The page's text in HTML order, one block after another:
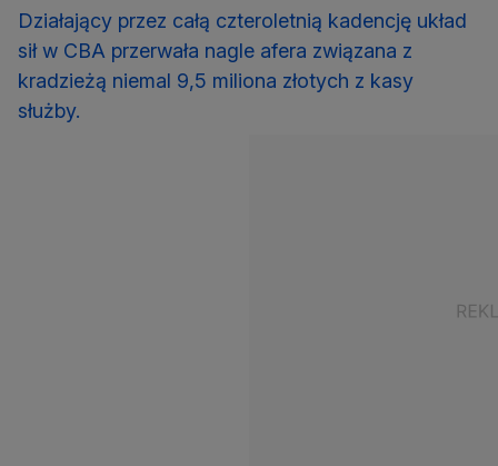
Działający przez całą czteroletnią kadencję układ
sił w CBA przerwała nagle afera związana z
kradzieżą niemal 9,5 miliona złotych z kasy
służby.